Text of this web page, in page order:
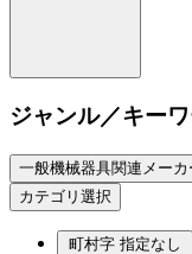
ジャンル／キー
一般機械器具関連メーカ
カテゴリ選択
町村字 指定なし